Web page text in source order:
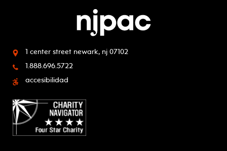
1 center street newark, nj 07102
1.888.696.5722
accesibilidad